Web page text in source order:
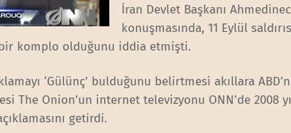
İran Devlet Başkanı
konuşmasında, 11 Eylül
komplo olduğunu iddia etmişti.
‘Gülünç’ bulduğunu belirtmesi akıllara
The Onion’un internet televizyonu ONN’de 2008
getirdi.